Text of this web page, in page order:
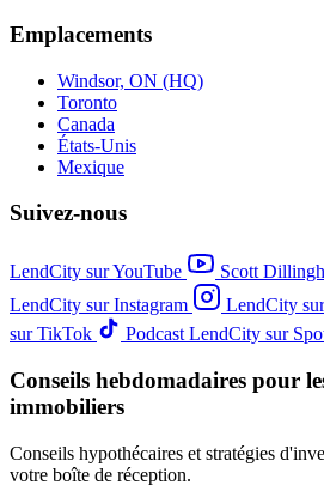
Emplacements
Windsor, ON (HQ)
Toronto
Canada
États-Unis
Mexique
Suivez-nous
LendCity sur YouTube
Scott
LendCity sur Instagram
LendCity
sur TikTok
Podcast LendCity sur
Conseils hebdomadaires pour
immobiliers
Conseils hypothécaires et stratégies
votre boîte de réception.